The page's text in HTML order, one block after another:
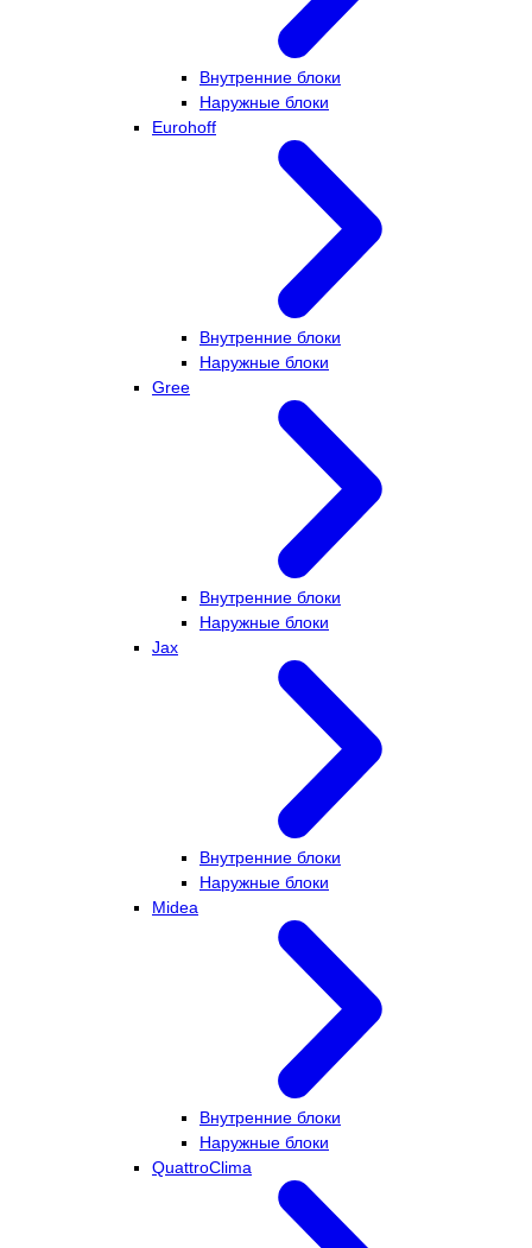
Внутренние блоки
Наружные блоки
Eurohoff
Внутренние блоки
Наружные блоки
Gree
Внутренние блоки
Наружные блоки
Jax
Внутренние блоки
Наружные блоки
Midea
Внутренние блоки
Наружные блоки
QuattroClima